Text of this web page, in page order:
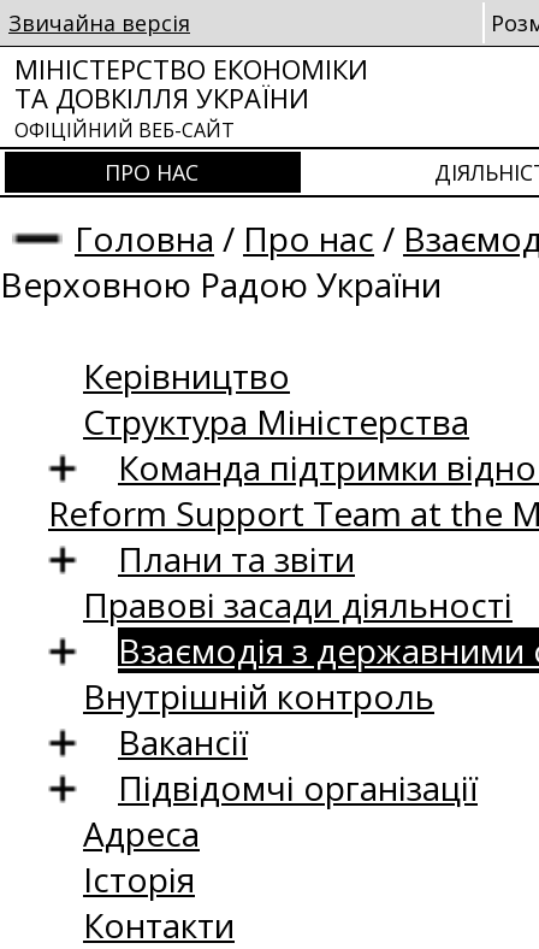
Звичайна версія
МІНІСТЕРСТВО ЕКОНОМІКИ
ТА ДОВКІЛЛЯ УКРАЇНИ
ОФІЦІЙНИЙ ВЕБ-САЙТ
ПРО НАС
Головна / Про нас /
Верховною Радою України
Керівництво
Структура Міністерства
Команда підтримки
Reform Support Team at the
Плани та звіти
Правові засади діяльності
Взаємодія з
Внутрішній контроль
Вакансії
Підвідомчі організації
Адреса
Історія
Контакти